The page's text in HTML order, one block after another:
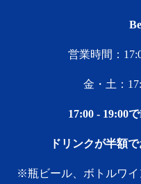
営業時間：
金・土：
17:00 ‐ 19:00
ドリンクが半額
※瓶ビール、ボトルワ